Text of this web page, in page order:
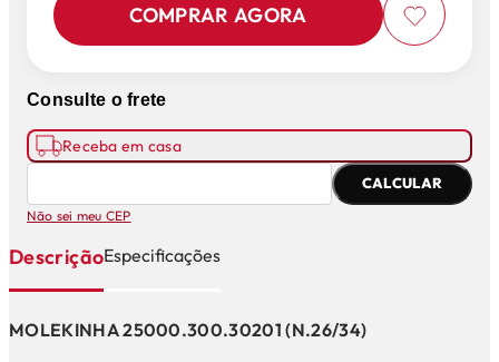
COMPRAR AGORA
Consulte o frete
Receba em casa
CALCULAR
Não sei meu CEP
DescriçãoEspecificações
MOLEKINHA 25000.300.30201 (N.26/34)